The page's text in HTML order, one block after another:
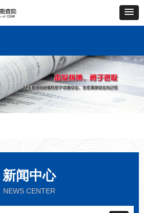
业务中心科技创新企业文化党的建设资料中心
新闻中心
NEWS CENTER